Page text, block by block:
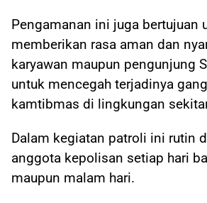
Pengamanan ini juga bertujuan
memberikan rasa aman dan
karyawan maupun pengunjung
untuk mencegah terjadinya
kamtibmas di lingkungan
Dalam kegiatan patroli ini rutin
anggota kepolisan setiap hari
maupun malam hari.